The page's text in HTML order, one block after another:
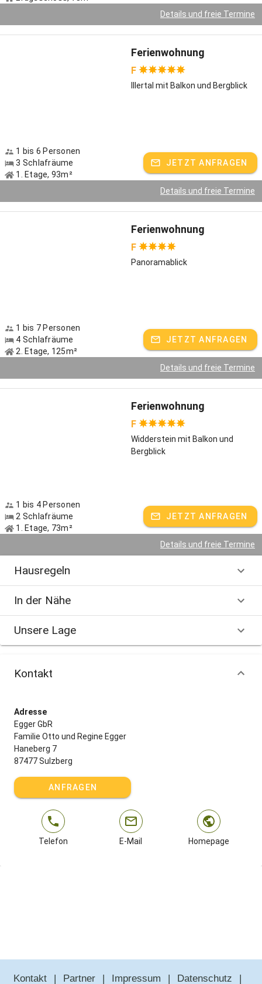
Details und freie Termine
Ferienwohnung
F
Illertal mit Balkon und Bergblick
1 bis 6 Personen
3 Schlafräume
1. Etage, 93m²
JETZT ANFRAGEN
Details und freie Termine
Ferienwohnung
F
Panoramablick
1 bis 7 Personen
4 Schlafräume
2. Etage, 125m²
JETZT ANFRAGEN
Details und freie Termine
Ferienwohnung
F
Widderstein mit Balkon und
Bergblick
1 bis 4 Personen
2 Schlafräume
1. Etage, 73m²
JETZT ANFRAGEN
Details und freie Termine
Hausregeln
In der Nähe
Unsere Lage
Kontakt
Adresse
Egger GbR
Familie Otto und Regine Egger
Haneberg 7
87477 Sulzberg
ANFRAGEN
Telefon E-Mail Homepage
Kontakt Partner Impressum Datenschutz